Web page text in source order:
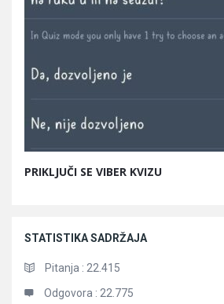
PRIKLJUČI SE VIBER KVIZU
STATISTIKA SADRŽAJA
Pitanja : 22.415
Odgovora : 22.775